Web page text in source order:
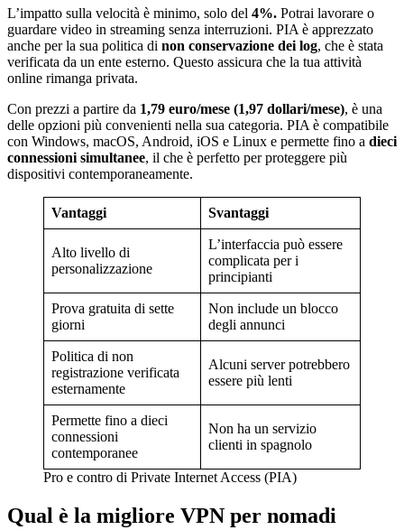
L’impatto sulla velocità è minimo, solo del 4%. Potrai lavorare o
guardare video in streaming senza interruzioni. PIA è apprezzato
anche per la sua politica di non conservazione dei log, che è stata
verificata da un ente esterno. Questo assicura che la tua attività
online rimanga privata.
Con prezzi a partire da 1,79 euro/mese (1,97 dollari/mese), è una
delle opzioni più convenienti nella sua categoria. PIA è compatibile
con Windows, macOS, Android, iOS e Linux e permette fino a dieci
connessioni simultanee, il che è perfetto per proteggere più
dispositivi contemporaneamente.
Vantaggi Svantaggi
Alto livello di
personalizzazione
L’interfaccia può essere
complicata per i
principianti
Prova gratuita di sette
giorni
Non include un blocco
degli annunci
Politica di non
registrazione verificata
esternamente
Alcuni server potrebbero
essere più lenti
Permette fino a dieci
connessioni
contemporanee
Non ha un servizio
clienti in spagnolo
Pro e contro di Private Internet Access (PIA)
Qual è la migliore VPN per nomadi